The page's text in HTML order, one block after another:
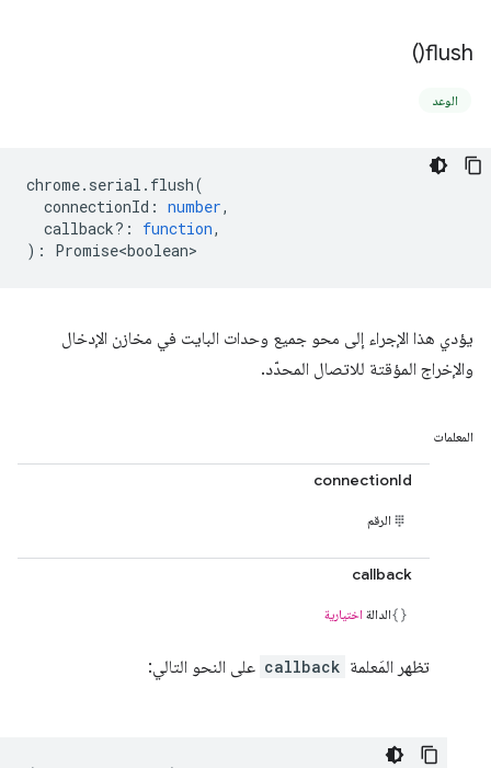
flush(
)
الوعد
chrome. serial . flush(
connectionId : number,
callback? : function,
) : Promise<boolean>
يؤدي هذا الإجراء إلى محو جميع وحدات البايت في مخازن الإدخال
والإخراج المؤقتة للاتصال المحدّد.
المعلمات
connectionId
الرقم
callback
الدالة اختيارية
تظهر المَعلمة callback على النحو التالي: